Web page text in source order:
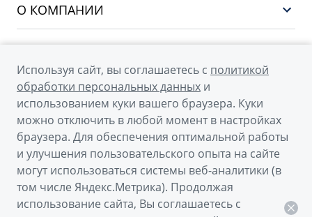
CITYRAY
ATLAS
OKAVANGO
MONJARO
О КОМПАНИИ
Новости
Наша команда
Правовая информация
Контакты
Мы в соцсетях
© 2026
Официальный сайт Geely в России
Политика обработки персональных данных
Используя сайт, вы соглашаетесь с политикой
обработки персональных данных и
использованием куки вашего браузера. Куки
можно отключить в любой момент в настройках
браузера. Для обеспечения оптимальной работы
и улучшения пользовательского опыта на сайте
могут использоваться системы веб-аналитики (в
том числе Яндекс.Метрика). Продолжая
использование сайта, Вы соглашаетесь с